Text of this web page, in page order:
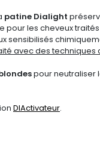
patine Dialight
pour les cheveux
sensibilisés
avec des techniques
pour neutraliser
DIActivateur.